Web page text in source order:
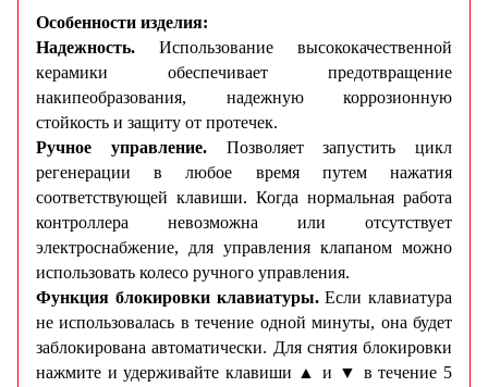
Особенности изделия:
Надежность. Использование высококачественной
керамики обеспечивает предотвращение
накипеобразования, надежную коррозионную
стойкость и защиту от протечек.
Ручное управление.Позволяет запустить цикл
регенерации в любое время путем нажатия
соответствующей клавиши. Когда нормальная работа
контроллера невозможна или отсутствует
электроснабжение, для управления клапаном можно
использовать колесо ручного управления.
Функция блокировки клавиатуры.Если клавиатура
не использовалась в течение одной минуты, она будет
заблокирована автоматически. Для снятия блокировки
нажмите и удерживайте клавиши ▲ и ▼ в течение 5